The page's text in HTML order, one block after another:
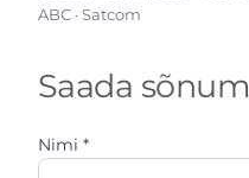
ABC · Satcom
Saada sõnum
Nimi *